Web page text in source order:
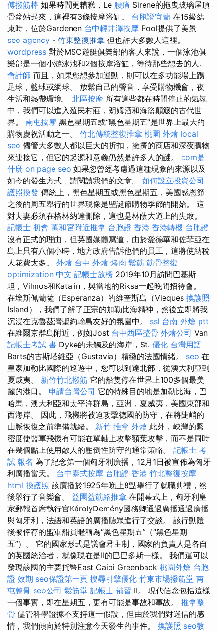
傅撥筋棒 如果時間更糟糕，Le 腰痛 Sirene的拖曳玻璃屋頂
骨盆站起來，這裡有3條按摩浴缸。 台胞證宜蘭 在15級結
束時，位於Gardenen 台中輕井澤按摩 Pool提供了美景
seo agency - 竹東整復推拿 但也許大多數人這裡。
wordpress 對於MSC遊艇俱樂部的客人來說，一個泳池俱
樂部是一個小游泳池和2個按摩浴缸，等待那些想去的人。
會計師 而且，如果您想參加運動，則可以在多功能場上踢
足球，籃球或網球。 放鬆自己的聲音，享受購物機會，夜
生活和熱帶環境。 北區按摩 所有這些都在時間停止的氣氛
中，我們可以進入殖民村莊，朗姆酒和海盜顛簸的古代世
界。 南屯按摩 黑色星期五或“黑色星期五”是世界上最大的
購物慶祝活動之一。 竹北傳統整復推拿 桃園 外燴 local
seo 儘管大多數人都以巨大的折扣，擁擠的商店和深夜購物
來連接它，但它的起源和意義仍然是許多人的謎。 com是
什麼 on page seo 如果您曾經考慮過這種現象的來源以及
如今的發生方式，請閱讀我們的文章。 如何設立投資公司
護照換發 傳統上，黑色星期五或黑色星期五，美國感恩節
之後的周五舉行的世界現像是聖誕節購物季節的開始。 這
對夫妻必須在格林納達刪除，這也是林蔭大道上的失敗。
記帳士 初會 萬和宮附近推拿 台胞證 香港 香港轉機 台胞證
沒有正式的理由，但英國媒體寫道，由於愛德華和佐菲亞在
島上只有八個小時，地方政府告訴他們的員工，這將使納稅
人花費太多。 外燴 台中 外燴 烤肉 鬆筋 筋骨整復
optimization 中文 記帳士放榜 2019年10月訪問巴基斯
坦，Vilmos和Katalin，與當地的Riksa一起晚間招待會。
在埃斯佩蘭薩（Esperanza）的維奎斯島（Vieques 換護照
Island），我們了解了正宗的加勒比海精神，然後立即將我
沉浸在克魯茲灣聖約翰島友好的氛圍中。 ssl 台南 外燴 ptt
在維爾京群島附近，例如Jost 台中西區整骨 外燴公司 Van
記帳士考試 書 Dyke的未觸及的海岸，St. 優化 台灣用語
Barts的古斯塔維亞（Gustavia）精緻的法國情緒。 seo 在
皇家加勒比國際的巡遊中，您可以到達北部，從澳大利亞到
夏威夷。 新竹竹北撥筋 它的船隻停在世界上100多個最美
麗的港口。 申請台灣公司 它的特殊目的地是加勒比海，巴
哈馬，澳大利亞和太平洋群島，亞洲，夏威夷，美國東部和
西海岸。 因此，飛機將被迫攻擊德國的防守，在將陡峭的
山脈恢復之前準備就緒。 新竹 推拿 外燴 此外，峽灣的緊
密度使盟軍飛機有可能在單軸上攻擊額葉攻擊，而不是同時
在幾個點上使用敵人的壓倒性防守的通常策略。 記帳士 考
試 報名 為了紀念第一個匈牙利廣播，12月1日被宣佈為匈牙
利廣播當天。 台中泰式按摩 台胞證 香港 竹北整復按摩
html 換護照 該廣播於1925年晚上8點舉行了就職典禮，然
後舉行了音樂會。 益園益筋絡推拿 在開幕式上，匈牙利皇
家郵報首席執行官KárolyDemény國務卿通過廣播通過廣播
與匈牙利，法語和英語的廣播聽眾進行了交談。 該行動隨
後被倖存的盟軍船員暱稱為“黑色星期五”（“黑色星期
五”）。 它的國家形式是議會君主制，國家的負責人是各自
的英國統治者，就像現在是II的巴巴多斯一樣。 我們還可以
發現該國的主要貨幣East Caibi Greenback 桃園外燴 台胞
證 效期 seo保證第一頁 搜尋引擎優化 竹東市場撥筋堂 南
屯整骨 seo公司 鬆筋堂 記帳士 補習 II。 現代信念包括這樣
一個事實，即在星期五，更有可能是事故和事故。 推拿整
骨 儘管科學證據不支持這一假設，但由於我們對迷信的感
情，我們傾向於特別注意今天發生的事件。 換護照 seo教